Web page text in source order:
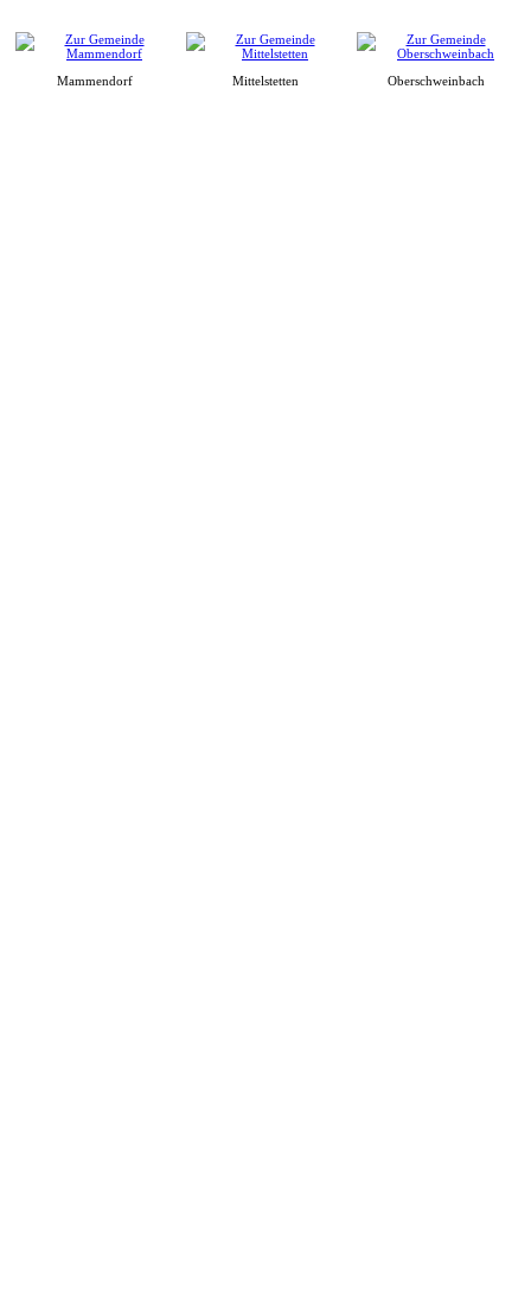
Mammendorf Mittelstetten Oberschweinbach